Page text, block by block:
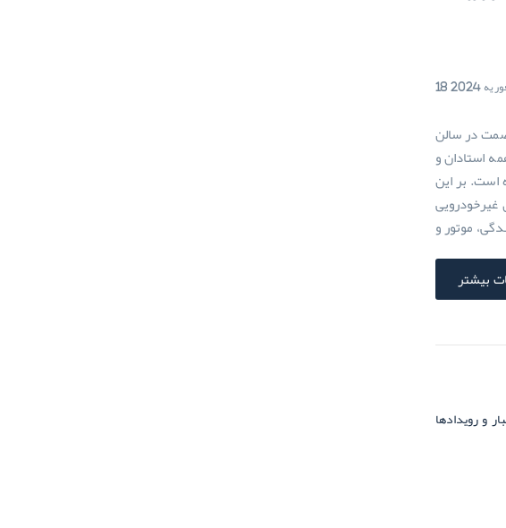
فوریه 2024
صمت در سالن
استادان و
است. بر این
غیرخودرویی
موتور و
بیشتر
و رویدادها